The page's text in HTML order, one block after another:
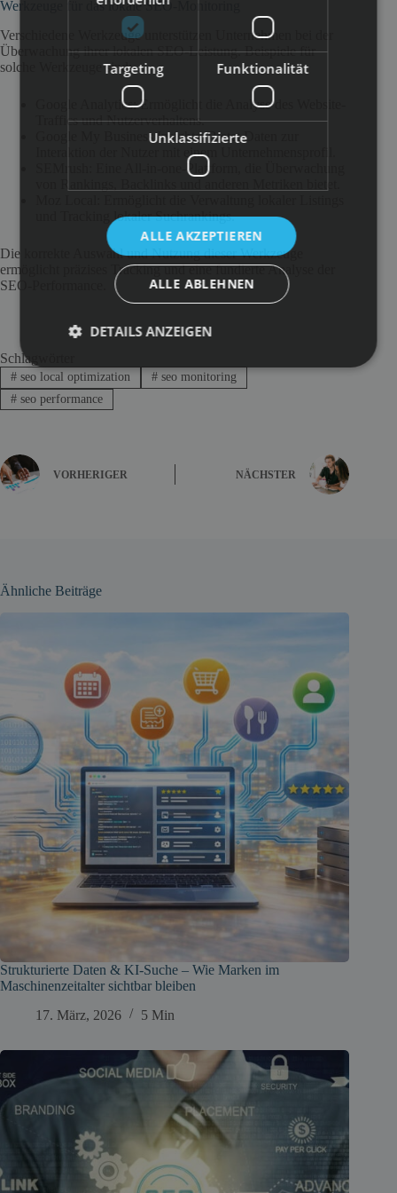
Werkzeuge für das lokale SEO-Monitoring
Verschiedene Werkzeuge unterstützen Unternehmen bei der
Überwachung ihrer lokalen SEO-Leistung. Beispiele für
solche Werkzeuge sind:
Google Analytics: Ermöglicht die Analyse des Website-
Traffics und Nutzerverhaltens.
Google My Business Insights: Bietet Daten zur
Interaktion der Nutzer mit einem Unternehmensprofil.
SEMrush: Eine All-in-one-Plattform, die Überwachung
und Tracking lokaler Suchrankings.
Die korrekte Auswahl und Nutzung dieser Werkzeuge
ermöglicht präzises Tracking und eine fundierte Analyse der
SEO-Performance.
Schlagwörter
#seo local optimization #seo monitoring
#seo performance
VORHERIGER NÄCHSTER
Ähnliche Beiträge
Strukturierte Daten & KI-Suche – Wie Marken im
Maschinenzeitalter sichtbar bleiben
17. März, 2026
5 Min
Targeting Funktionalität
Unklassifizierte
ALLE AKZEPTIEREN
ALLE ABLEHNEN
DETAILS ANZEIGEN